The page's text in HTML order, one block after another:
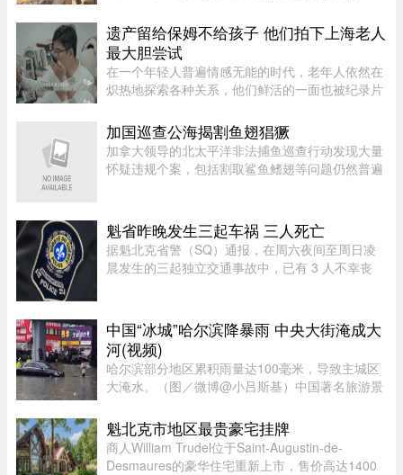
$2,000 的申请费，同样从 9 月 1 日起实施。新斯
科舍省政府于 2026 年 8 月 6 日 ...
遗产留给保姆不给孩子 他们拍下上海老人
最大胆尝试
在一个年轻人普遍情感无能的时代，老年人依然在
炽热地探索各种关系，他们鲜活的一面也被纪录片
配和情感纠纷片段，《前浪》系列在做的其实是激
发大众重新审视每个人都将 ...
加国巡查公海揭割鱼翅猖獗
加拿大领导的北太平洋非法捕鱼巡查行动发现大量
怀疑违规个案，包括割取鲨鱼鳍翅等问题仍然普遍
可能违规个案；去年则在检 ...
魁省昨晚发生三起车祸 三人死亡
据魁北克省警（SQ）通报，在周六夜间至周日凌
晨发生的三起独立交通事故中，已有 3 人不幸丧
一辆汽车因偏离道路发生事故 ...
中国“冰城”哈尔滨降暴雨 中央大街淹成大
河(视频)
哈尔滨部分地区累积雨量达100毫米，导致主城区
大淹水。（图／微博@小吕斯基）中国著名旅游景
雨量达100毫米，导致主城区大淹水。游客最爱逛
的中央大街，也积水严重。民众 ...
魁北克市地区最贵豪宅挂牌
商人William Trudel位于Saint-Augustin-de-
Desmaures的豪华住宅重新上市，售价高达1400